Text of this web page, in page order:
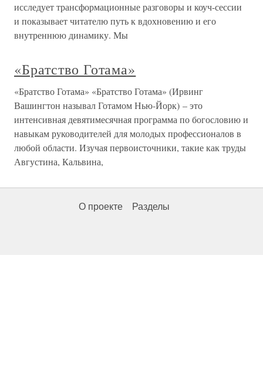
исследует трансформационные разговоры и коуч-сессии
и показывает читателю путь к вдохновению и его
внутреннюю динамику. Мы
«Братство Готама»
«Братство Готама» «Братство Готама» (Ирвинг
Вашингтон называл Готамом Нью-Йорк) – это
интенсивная девятимесячная программа по богословию и
навыкам руководителей для молодых профессионалов в
любой области. Изучая первоисточники, такие как труды
Августина, Кальвина,
О проекте Разделы